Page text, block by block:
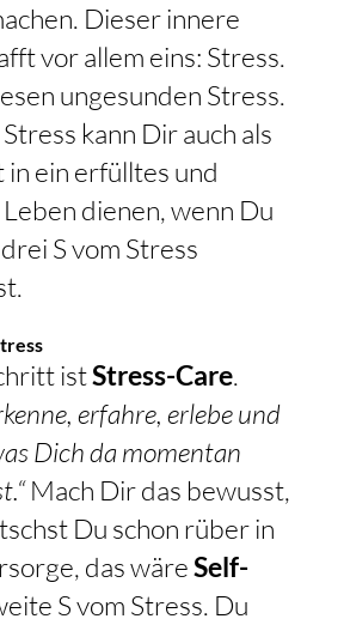
Dieser innere
vor allem eins: Stress.
ungesunden Stress.
kann Dir auch als
ein erfülltes und
dienen, wenn Du
S vom Stress
istStress-Care
erfahre, erlebe und
Dich da momentan
Mach Dir das bewusst,
Du schon rüber in
das wäreSelf-
S vom Stress. Du